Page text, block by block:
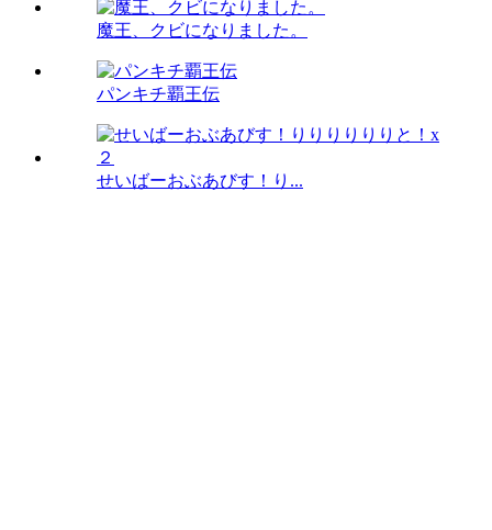
魔王、クビになりました。
パンキチ覇王伝
せいばーおぶあびす！り...